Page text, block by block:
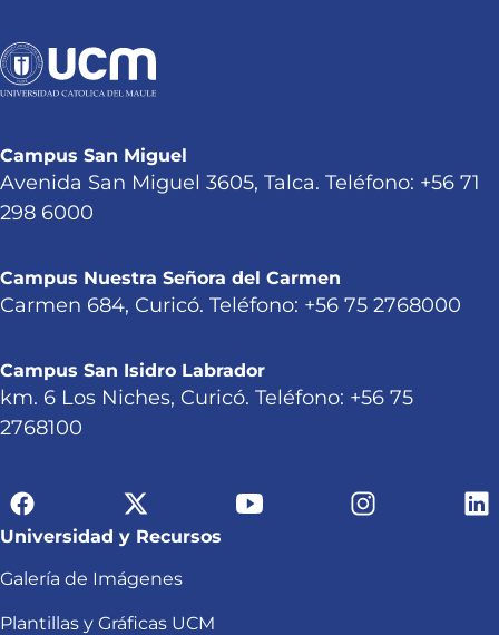
Campus San Miguel
Avenida San Miguel 3605, Talca. Teléfono: +56 71
298 6000
Campus Nuestra Señora del Carmen
Carmen 684, Curicó. Teléfono: +56 75 2768000
Campus San Isidro Labrador
km. 6 Los Niches, Curicó. Teléfono: +56 75
2768100
Universidad y Recursos
Galería de Imágenes
Plantillas y Gráficas UCM